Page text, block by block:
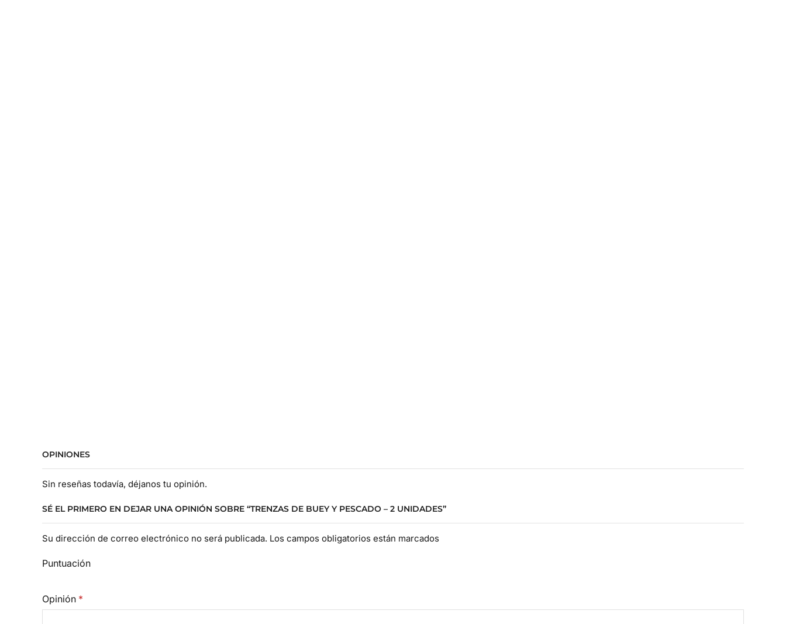
OPINIONES
Sin reseñas todavía, déjanos tu opinión.
SÉ EL PRIMERO EN DEJAR UNA OPINIÓN SOBRE “TRENZAS DE BUEY Y PESCADO – 2 UNIDADES”
Su dirección de correo electrónico no será publicada. Los campos obligatorios están marcados
Puntuación
Opinión *